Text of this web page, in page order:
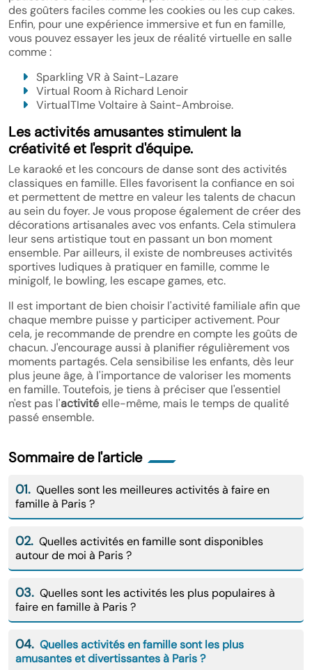
des goûters faciles comme les cookies ou les cup cakes.
Enfin, pour une expérience immersive et fun en famille,
vous pouvez essayer les jeux de réalité virtuelle en salle
comme :
Sparkling VR à Saint-Lazare
Virtual Room à Richard Lenoir
VirtualTIme Voltaire à Saint-Ambroise.
Les activités amusantes stimulent la
créativité et l'esprit d'équipe.
Le karaoké et les concours de danse sont des activités
classiques en famille. Elles favorisent la confiance en soi
et permettent de mettre en valeur les talents de chacun
au sein du foyer. Je vous propose également de créer des
décorations artisanales avec vos enfants. Cela stimulera
leur sens artistique tout en passant un bon moment
ensemble. Par ailleurs, il existe de nombreuses activités
sportives ludiques à pratiquer en famille, comme le
minigolf, le bowling, les escape games, etc.
Il est important de bien choisir l'activité familiale afin que
chaque membre puisse y participer activement. Pour
cela, je recommande de prendre en compte les goûts de
chacun. J'encourage aussi à planifier régulièrement vos
moments partagés. Cela sensibilise les enfants, dès leur
plus jeune âge, à l'importance de valoriser les moments
en famille. Toutefois, je tiens à préciser que l'essentiel
n'est pas l'activitéelle-même, mais le temps de qualité
passé ensemble.
Sommaire de l'article
01. Quelles sont les meilleures activités à faire en
famille à Paris ?
02. Quelles activités en famille sont disponibles
autour de moi à Paris ?
03. Quelles sont les activités les plus populaires à
faire en famille à Paris ?
04. Quelles activités en famille sont les plus
amusantes et divertissantes à Paris ?